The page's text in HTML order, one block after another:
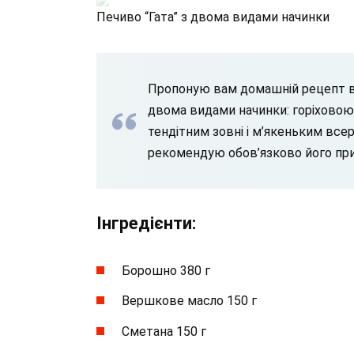
Печиво “Гата” з двома видами начинки
Пропоную вам домашній рецепт
двома видами начинки:
тендітним зовні і м’якеньким
рекомендую обов’язково його
Інгредієнти:
Борошно 380 г
Вершкове масло 150 г
Сметана 150 г